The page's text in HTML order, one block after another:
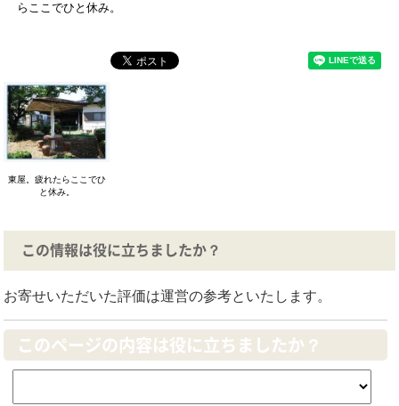
らここでひと休み。
東屋。疲れたらここでひ
と休み。
この情報は役に立ちましたか？
お寄せいただいた評価は運営の参考といたします。
このページの内容は役に立ちましたか？